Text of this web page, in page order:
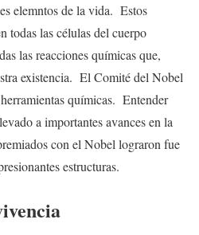
elemntos de la vida. Estos
todas las células del cuerpo
las reacciones químicas que,
existencia. El Comité del Nobel
químicas. Entender
a importantes avances en la
con el Nobel lograron fue
estructuras.